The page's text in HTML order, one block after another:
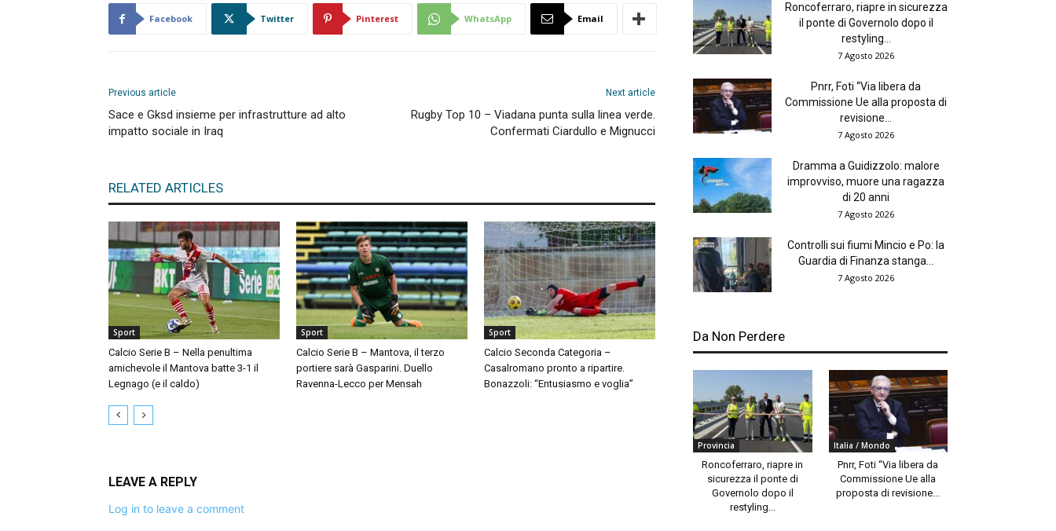
Facebook Twitter Pinterest WhatsApp Email
Previous article
Sace e Gksd insieme per infrastrutture ad alto
impatto sociale in Iraq
Next article
Rugby Top 10 – Viadana punta sulla linea verde.
Confermati Ciardullo e Mignucci
RELATED ARTICLES
Sport
Calcio Serie B – Nella penultima
amichevole il Mantova batte 3-1 il
Legnago (e il caldo)
Sport
Calcio Serie B – Mantova, il terzo
portiere sarà Gasparini. Duello
Ravenna-Lecco per Mensah
Sport
Calcio Seconda Categoria –
Casalromano pronto a ripartire.
Bonazzoli: “Entusiasmo e voglia”
LEAVE A REPLY
Log in to leave a comment
Roncoferraro, riapre in sicurezza
il ponte di Governolo dopo il
restyling...
7 Agosto 2026
Pnrr, Foti “Via libera da
Commissione Ue alla proposta di
revisione...
7 Agosto 2026
Dramma a Guidizzolo: malore
improvviso, muore una ragazza
di 20 anni
7 Agosto 2026
Controlli sui fiumi Mincio e Po: la
Guardia di Finanza stanga...
7 Agosto 2026
Da Non Perdere
Provincia
Roncoferraro, riapre in
sicurezza il ponte di
Governolo dopo il
restyling...
Italia / Mondo
Pnrr, Foti “Via libera da
Commissione Ue alla
proposta di revisione...